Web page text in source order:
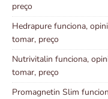
preço
Hedrapure funciona,
tomar, preço
Nutrivitalin funciona,
tomar, preço
Promagnetin Slim